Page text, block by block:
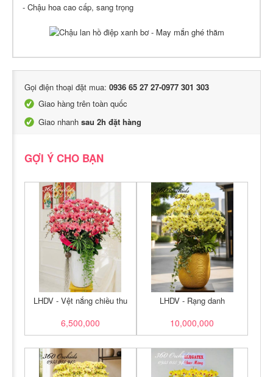
- Chậu hoa cao cấp, sang trọng
Gọi điện thoại đặt mua: 0936 65 27 27-0977 301 303
Giao hàng trên toàn quốc
Giao nhanh sau 2h đặt hàng
GỢI Ý CHO BẠN
LHDV - Vệt nắng chiều thu
6,500,000
LHDV - Rạng danh
10,000,000